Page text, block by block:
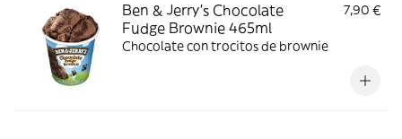
Ben & Jerry’s Chocolate
Fudge Brownie 465ml
7,90 €
Chocolate con trocitos de brownie